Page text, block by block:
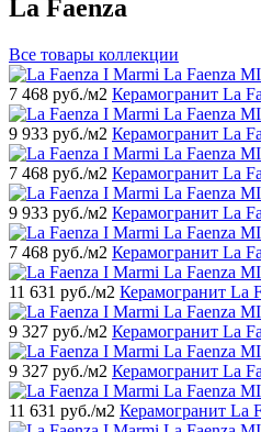
La Faenza
Все товары коллекции
7 468 руб./м2 Керамогранит La
9 933 руб./м2 Керамогранит La
7 468 руб./м2 Керамогранит La
9 933 руб./м2 Керамогранит La
7 468 руб./м2 Керамогранит La
11 631 руб./м2 Керамогранит La
9 327 руб./м2 Керамогранит La
9 327 руб./м2 Керамогранит La
11 631 руб./м2 Керамогранит La